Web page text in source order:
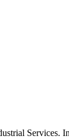
Services.